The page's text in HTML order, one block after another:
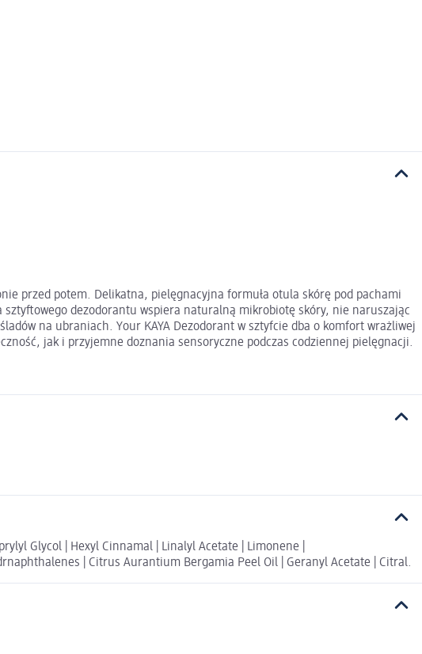
przed potem. Delikatna, pielęgnacyjna formuła otula skórę pod pachami
dezodorantu wspiera naturalną mikrobiotę skóry, nie naruszając
na ubraniach. Your KAYA Dezodorant w sztyfcie dba o komfort wrażliwej
jak i przyjemne doznania sensoryczne podczas codziennej pielęgnacji.
Glycol | Hexyl Cinnamal | Linalyl Acetate | Limonene |
| Citrus Aurantium Bergamia Peel Oil | Geranyl Acetate | Citral.